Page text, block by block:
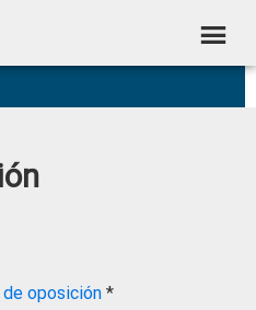
oposición *